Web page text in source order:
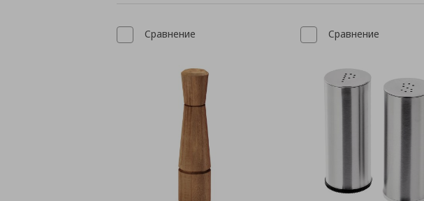
Сравнение Сравнение